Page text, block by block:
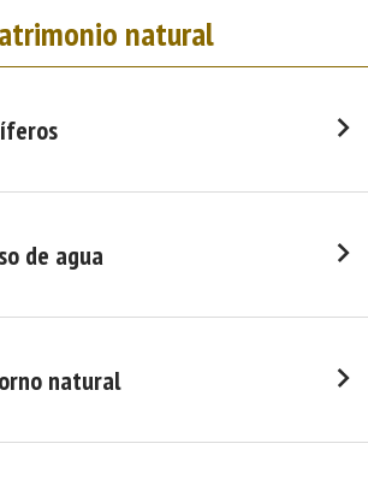
natural
de agua
natural